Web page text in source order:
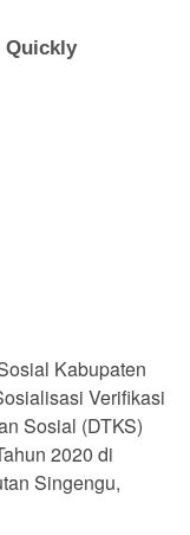
Kabupaten
Verifikasi
Sosial (DTKS)
2020 di
Singengu,